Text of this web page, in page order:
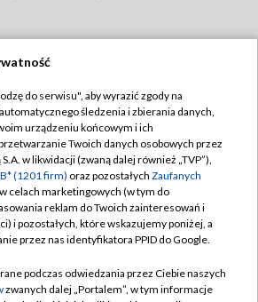
TVP
TVP
Cyfrowa
Regulamin TVP
Polityka prywatności
Moje zgody
Pomoc
Kontakt
do serwisu", aby wyrazić zgody na
śledzenia i zbierania danych,
urządzeniu końcowym i ich
Twoich danych osobowych przez
w likwidacji (zwaną dalej również „TVP”),
(1201 firm) oraz pozostałych Zaufanych
celach marketingowych (w tym do
reklam do Twoich zainteresowań i
i pozostałych, które wskazujemy poniżej, a
przez nas identyfikatora PPID do Google.
podczas odwiedzania przez Ciebie naszych
zwanych dalej „Portalem”, w tym informacje